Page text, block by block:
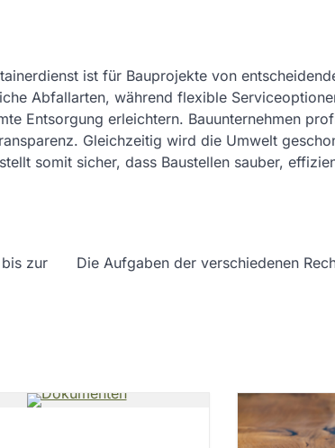
ist für Bauprojekte von
Abfallarten, während flexible
Entsorgung erleichtern. Bauunternehmen
Gleichzeitig wird die Umwelt
somit sicher, dass Baustellen sauber,
zur
Die Aufgaben der verschiedenen